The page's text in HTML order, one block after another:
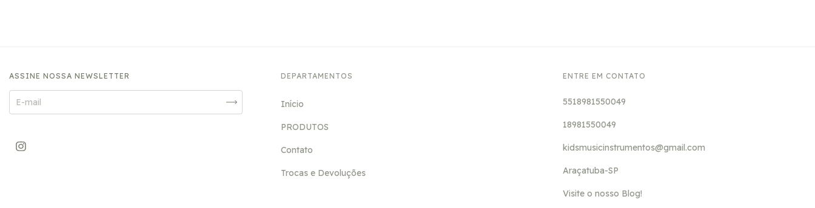
ASSINE NOSSA NEWSLETTER DEPARTAMENTOS
Início
PRODUTOS
Contato
Trocas e Devoluções
ENTRE EM CONTATO
5518981550049
18981550049
kidsmusicinstrumentos@gmail.com
Araçatuba-SP
Visite o nosso Blog!